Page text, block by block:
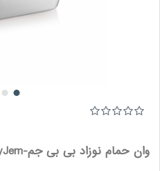
وان حمام نوزاد بی بی جم-BabyJem ساده